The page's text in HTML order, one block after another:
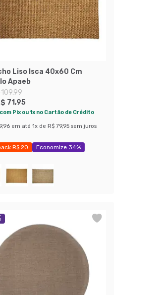
Liso Isca 40x60 Cm
Apaeb
71,95
Pix ou 1x no Cartão de Crédito
em até 1x de R$ 79,95 sem juros
R$ 20 Economize 34%